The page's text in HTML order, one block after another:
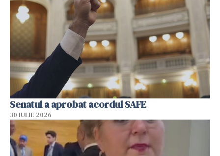
Senatul a aprobat acordul SAFE
30 IULIE 2026